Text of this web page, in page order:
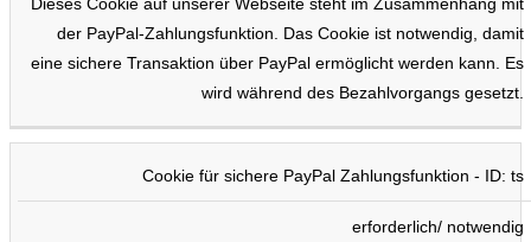
Dieses Cookie auf unserer Webseite steht im Zusammenhang mit
der PayPal-Zahlungsfunktion. Das Cookie ist notwendig, damit
eine sichere Transaktion über PayPal ermöglicht werden kann. Es
wird während des Bezahlvorgangs gesetzt.
Cookie für sichere PayPal Zahlungsfunktion - ID: ts
erforderlich/ notwendig